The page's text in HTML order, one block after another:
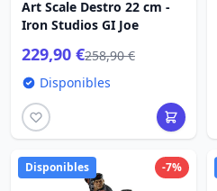
Art Scale Destro 22 cm -
Iron Studios GI Joe
229,90 €258,90 €
Disponibles
-7%
Disponibles